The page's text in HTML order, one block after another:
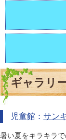
ギャラリ
児童館： サン
暑い夏をキラキラ